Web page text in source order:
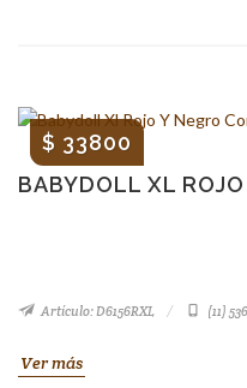
BABYDOLL XL
$ 33800
Artículo: D6156RXL (11)
Ver más